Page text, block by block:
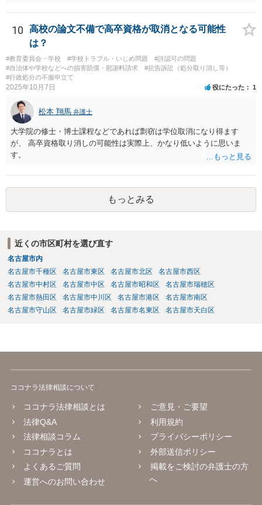
10
高校の論文不備で高卒資格が取消となる可能性
は？
#教育委員会・学校 #学校トラブル・いじめ問題
#許認可の問題
#自治体や学校などへの損害賠償・慰謝料請求
#抗告訴訟（処分取り消し等）
#行政処分の不服申立て
2025年10月7日 役にたった 1
松本 翔馬 弁護士
大学院の修士・博士課程などであれば剽窃は学位取消になり得ます
が、 高卒資格取り消しの可能性は実際上、かなり低いように思いま
す。
もっとみる
近くの市区町村を選び直す
名古屋市内
名古屋市千種区
名古屋市東区 名古屋市北区
名古屋市西区
名古屋市中村区
名古屋市中区 名古屋市昭和区
名古屋市瑞穂区
名古屋市熱田区
名古屋市中川区 名古屋市港区
名古屋市南区
名古屋市守山区
名古屋市緑区 名古屋市名東区 名古屋市天白区
ココナラ法律相談について
ココナラ法律相談とは
法律Q&A
法律相談コラム
ココナラとは
よくあるご質問
運営へのお問い合わせ
ご意見・ご要望
利用規約
プライバシーポリシー
外部送信ポリシー
掲載をご検討の弁護士の方
へ